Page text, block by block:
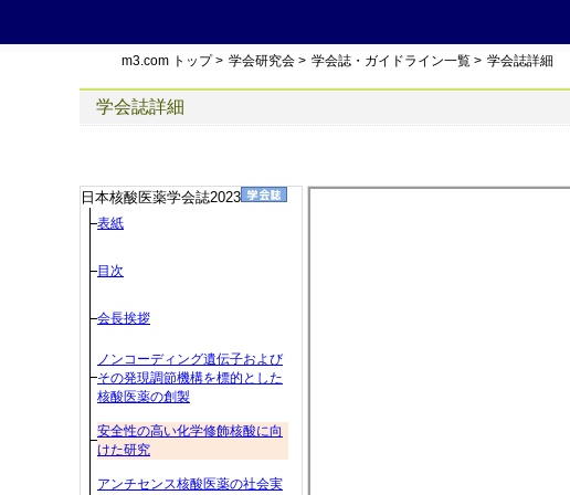
m3.com トップ> 学会研究会 > 学会誌・ガイドライン一覧 > 学会誌詳細
学会誌詳細
日本核酸医薬学会誌2023
表紙
目次
会長挨拶
ノンコーディング遺伝子および
その発現調節機構を標的とした
核酸医薬の創製
安全性の高い化学修飾核酸に向
けた研究
アンチセンス核酸医薬の社会実